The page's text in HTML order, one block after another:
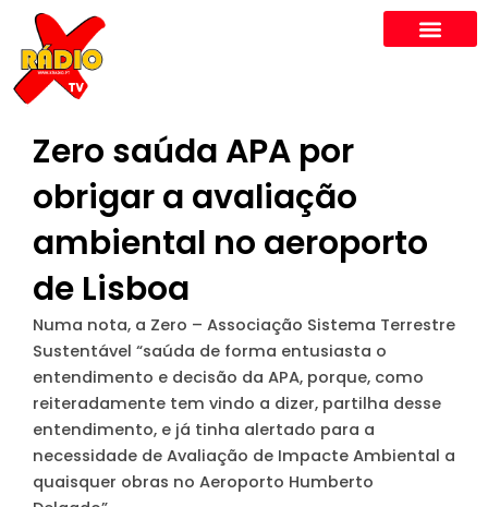
content
Zero saúda APA por
obrigar a avaliação
ambiental no aeroporto
de Lisboa
Numa nota, a Zero – Associação Sistema Terrestre
Sustentável “saúda de forma entusiasta o
entendimento e decisão da APA, porque, como
reiteradamente tem vindo a dizer, partilha desse
entendimento, e já tinha alertado para a
necessidade de Avaliação de Impacte Ambiental a
quaisquer obras no Aeroporto Humberto